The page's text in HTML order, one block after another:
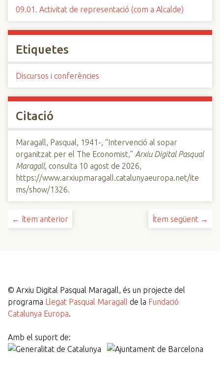
09.01. Activitat de representació (com a Alcalde)
Etiquetes
Discursos i conferències
Citació
Maragall, Pasqual, 1941-, “Intervenció al sopar
organitzat per el The Economist,” Arxiu Digital Pasqual
Maragall, consulta 10 agost de 2026,
https://www.arxiupmaragall.catalunyaeuropa.net/ite
ms/show/1326.
← ítem anterior Ítem següent →
© Arxiu Digital Pasqual Maragall, és un projecte del
programa Llegat Pasqual Maragall de la Fundació
Catalunya Europa.
Amb el suport de: